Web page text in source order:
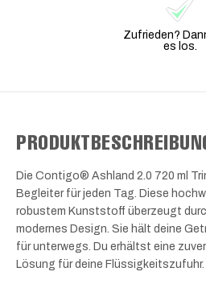
Zufrieden?
es los.
Die Contigo® Ashland 2.0 720 ml
Begleiter für jeden Tag. Diese
robustem Kunststoff überzeugt
modernes Design. Sie hält deine
für unterwegs. Du erhältst eine
Lösung für deine Flüssigkeitszufuhr.